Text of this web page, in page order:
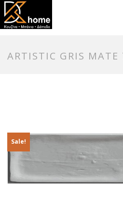
ARTISTIC GRIS MATE
Sale!